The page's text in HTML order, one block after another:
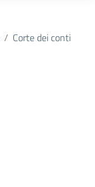
Corte dei conti